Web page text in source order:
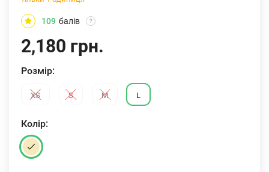
109 балів ?
2,180 грн.
Розмiр:
XS S M L
Колiр: